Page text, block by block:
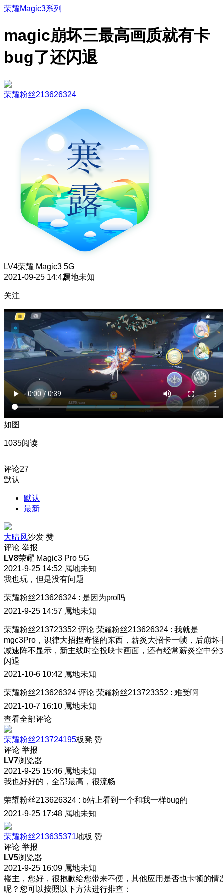
荣耀Magic3系列
magic崩坏三最高画质就有卡
bug了还闪退
荣耀粉丝213626324
LV4荣耀 Magic3 5G
2021-09-25 14:42属地未知
关注
如图
1035阅读
评论27
默认
默认
最新
大晴风沙发 赞
评论 举报
LV8荣耀 Magic3 Pro 5G
2021-9-25 14:52 属地未知
我也玩，但是没有问题
荣耀粉丝213626324 : 是因为pro吗
2021-9-25 14:57 属地未知
荣耀粉丝213723352 评论 荣耀粉丝213626324 : 我就是
mgc3Pro，识律大招捏奇怪的东西，薪炎大招卡一帧，后崩坏
减速阵不显示，新主线时空投映卡画面，还有经常薪炎空中分
闪退
2021-10-6 10:42 属地未知
荣耀粉丝213626324 评论 荣耀粉丝213723352 : 难受啊
2021-10-7 16:10 属地未知
查看全部评论
荣耀粉丝213724195板凳 赞
评论 举报
LV7浏览器
2021-9-25 15:46 属地未知
我也好好的，全部最高，很流畅
荣耀粉丝213626324 : b站上看到一个和我一样bug的
2021-9-25 17:48 属地未知
荣耀粉丝213635371地板 赞
评论 举报
LV5浏览器
2021-9-25 16:09 属地未知
楼主，您好，很抱歉给您带来不便，其他应用是否也卡顿的情
呢？您可以按照以下方法进行排查：